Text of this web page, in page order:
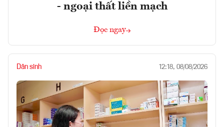
- ngoại thất liền mạch
Đọc ngay
Dân sinh 12:18, 08/08/2026